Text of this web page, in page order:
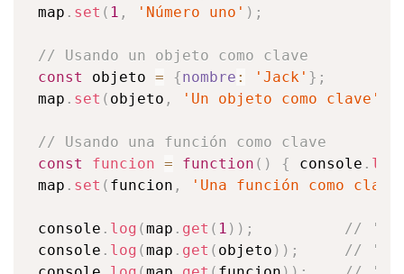
map . set ( 1 , 'Número uno' ) ;
// Usando un objeto como clave
const
objeto = {nombre : 'Jack' } ;
map . set ( objeto , 'Un objeto como clave'
// Usando una función como clave
const
funcion = function ( ) { console . log
map . set ( funcion , 'Una función como
console . log (map . get ( 1 ) ) ;
//
console . log (map . get ( objeto ) ) ;
// 'Un